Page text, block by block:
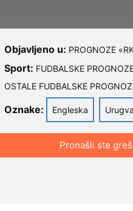
Objavljeno u: PROGNOZE
Sport: FUDBALSKE
OSTALE FUDBALSKE
Oznake: Engleska
Pronašli ste